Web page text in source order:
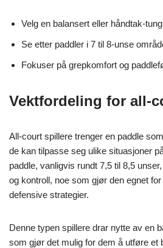
Velg en balansert eller håndtak-
Se etter paddler i 7 til 8-unse
Fokuser på grepkomfort og
Vektfordeling for all-
All-court spillere trenger en paddle
de kan tilpasse seg ulike situasjoner
paddle, vanligvis rundt 7,5 til 8,5
og kontroll, noe som gjør den egnet
defensive strategier.
Denne typen spillere drar nytte av en
som gjør det mulig for dem å utføre et